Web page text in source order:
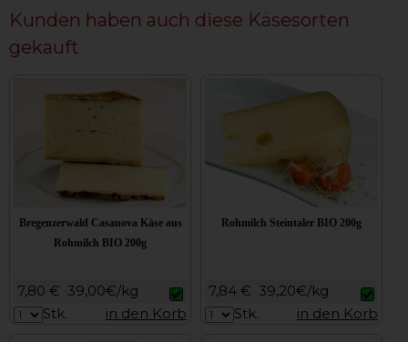
Kunden haben auch diese Käsesorten
gekauft
Bregenzerwald Casanova Käse aus
Rohmilch BIO 200g
7,80 € 39,00€/kg
Stk.
in den Korb
Rohmilch Steintaler BIO 200g
7,84 € 39,20€/kg
Stk.
in den Korb